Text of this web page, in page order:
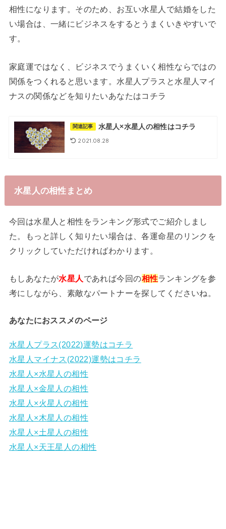
相性になります。そのため、お互い水星人で結婚をした
い場合は、一緒にビジネスをするとうまくいきやすいで
す。
家庭運ではなく、ビジネスでうまくいく相性ならではの
関係をつくれると思います。水星人プラスと水星人マイ
ナスの関係などを知りたいあなたはコチラ
関連記事 水星人×水星人の相性はコチラ
2021.08.28
水星人の相性まとめ
今回は水星人と相性をランキング形式でご紹介しまし
た。もっと詳しく知りたい場合は、各運命星のリンクを
クリックしていただければわかります。
もしあなたが水星人 であれば今回の相性ランキングを参
考にしながら、素敵なパートナーを探してくださいね。
あなたにおススメのページ
水星人プラス(2022)運勢はコチラ
水星人マイナス(2022)運勢はコチラ
水星人×水星人の相性
水星人×金星人の相性
水星人×火星人の相性
水星人×木星人の相性
水星人×土星人の相性
水星人×天王星人の相性